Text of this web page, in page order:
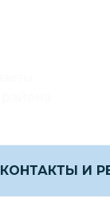
КОНТАКТЫ И